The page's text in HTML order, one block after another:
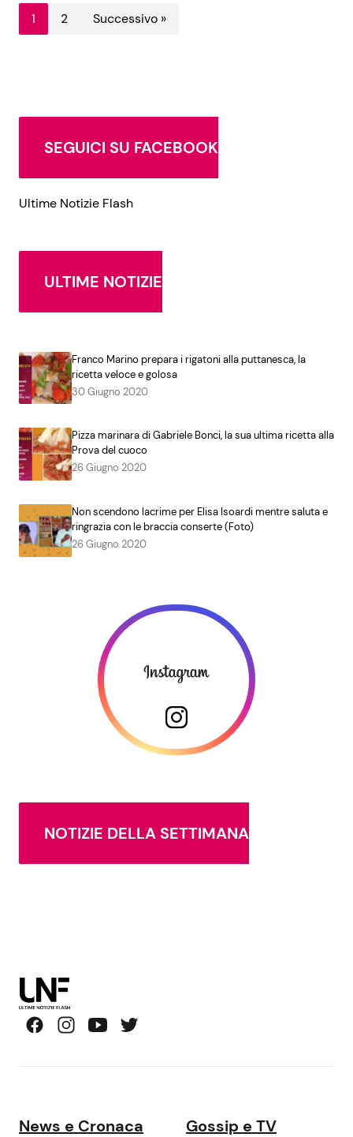
1 2 Successivo »
SEGUICI SU FACEBOOK
Ultime Notizie Flash
ULTIME NOTIZIE
Franco Marino prepara i rigatoni alla puttanesca, la
ricetta veloce e golosa
30 Giugno 2020
Pizza marinara di Gabriele Bonci, la sua ultima ricetta alla
Prova del cuoco
26 Giugno 2020
Non scendono lacrime per Elisa Isoardi mentre saluta e
ringrazia con le braccia conserte (Foto)
26 Giugno 2020
NOTIZIE DELLA SETTIMANA
News e Cronaca Gossip e TV